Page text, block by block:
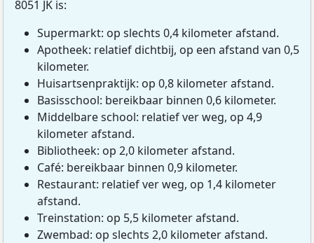
8051 JK is:
Supermarkt: op slechts 0,4 kilometer afstand.
Apotheek: relatief dichtbij, op een afstand van 0,5
kilometer.
Huisartsenpraktijk: op 0,8 kilometer afstand.
Basisschool: bereikbaar binnen 0,6 kilometer.
Middelbare school: relatief ver weg, op 4,9
kilometer afstand.
Bibliotheek: op 2,0 kilometer afstand.
Café: bereikbaar binnen 0,9 kilometer.
Restaurant: relatief ver weg, op 1,4 kilometer
afstand.
Treinstation: op 5,5 kilometer afstand.
Zwembad: op slechts 2,0 kilometer afstand.